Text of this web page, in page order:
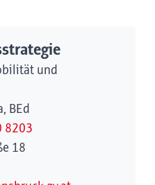
und
BEd
8203
18